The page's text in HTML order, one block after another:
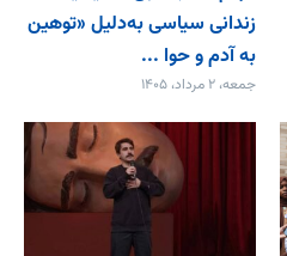
زندانی سیاسی به‌دلیل «توهین
به آدم و حوا ...
جمعه، ۲ مرداد، ۱۴۰۵